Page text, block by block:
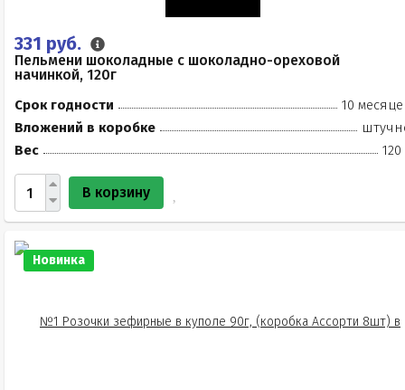
331 руб.
Пельмени шоколадные с шоколадно-ореховой
начинкой, 120г
Срок годности
10
Вложений в коробке
Вес
120
В корзину
Новинка